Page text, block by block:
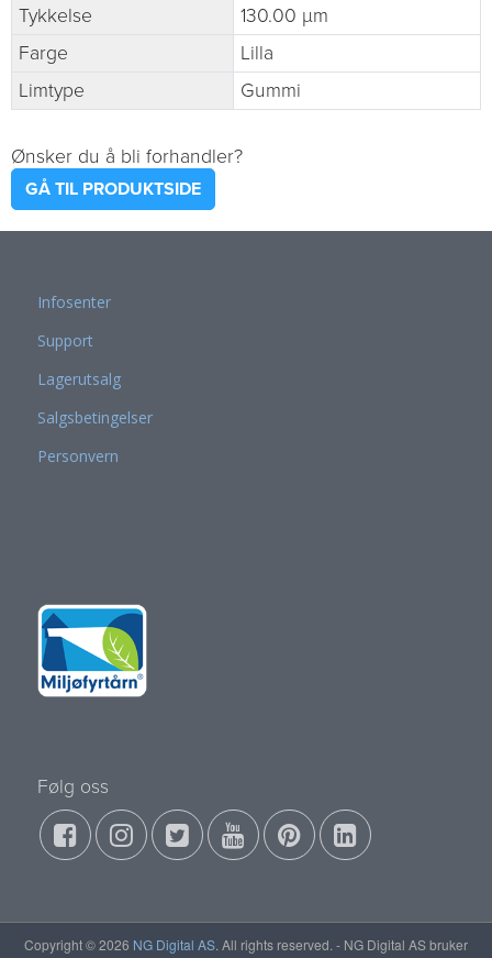
Tykkelse
130.00 µm
Farge
Lilla
Limtype
Gummi
Ønsker du å bli forhandler?
GÅ TIL PRODUKTSIDE
Infosenter
Support
Lagerutsalg
Salgsbetingelser
Personvern
Følg oss
Copyright © 2026 NG Digital AS. All rights reserved. - NG Digital AS bruker